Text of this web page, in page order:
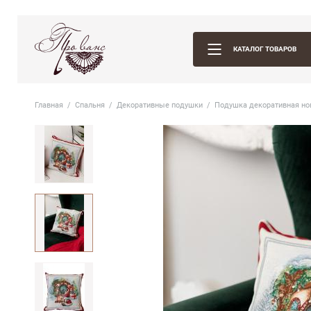
КАТАЛОГ ТОВАРОВ
Главная Спальня Декоративные подушки Подушка декоративная